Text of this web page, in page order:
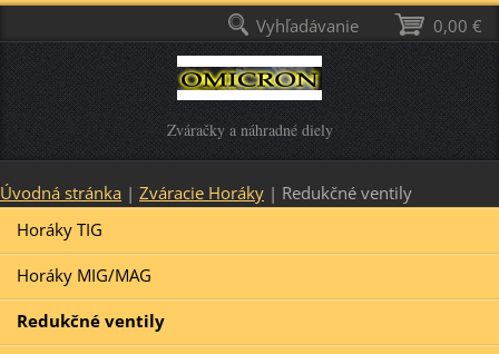
Zváračky a náhradné diely
Úvodná stránka | Zváracie Horáky | Redukčné ventily
Horáky TIG
Horáky MIG/MAG
Redukčné ventily
0,00 €
Vyhľadávanie